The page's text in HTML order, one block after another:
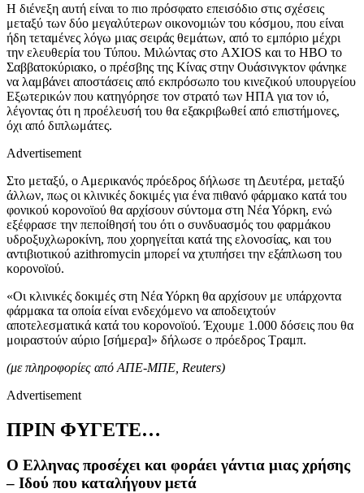
Η διένεξη αυτή είναι το πιο πρόσφατο επεισόδιο στις σχέσεις
μεταξύ των δύο μεγαλύτερων οικονομιών του κόσμου, που είναι
ήδη τεταμένες λόγω μιας σειράς θεμάτων, από το εμπόριο μέχρι
την ελευθερία του Τύπου. Μιλώντας στο AXIOS και τo HBO το
Σαββατοκύριακο, ο πρέσβης της Κίνας στην Ουάσινγκτον φάνηκε
να λαμβάνει αποστάσεις από εκπρόσωπο του κινεζικού υπουργείου
Εξωτερικών που κατηγόρησε τον στρατό των ΗΠΑ για τον ιό,
λέγοντας ότι η προέλευσή του θα εξακριβωθεί από επιστήμονες,
όχι από διπλωμάτες.
Advertisement
Στο μεταξύ, ο Αμερικανός πρόεδρος δήλωσε τη Δευτέρα, μεταξύ
άλλων, πως οι κλινικές δοκιμές για ένα πιθανό φάρμακο κατά του
φονικού κορονοϊού θα αρχίσουν σύντομα στη Νέα Υόρκη, ενώ
εξέφρασε την πεποίθησή του ότι o συνδυασμός του φαρμάκου
υδροξυχλωροκίνη, που χορηγείται κατά της ελονοσίας, και του
αντιβιοτικού azithromycin μπορεί να χτυπήσει την εξάπλωση του
κορονοϊού.
«Οι κλινικές δοκιμές στη Νέα Υόρκη θα αρχίσουν με υπάρχοντα
φάρμακα τα οποία είναι ενδεχόμενο να αποδειχτούν
αποτελεσματικά κατά του κορονοϊού. Έχουμε 1.000 δόσεις που θα
μοιραστούν αύριο [σήμερα]» δήλωσε ο πρόεδρος Τραμπ.
(με πληροφορίες από ΑΠΕ-ΜΠΕ, Reuters)
Advertisement
ΠΡΙΝ ΦΥΓΕΤΕ…
Ο Ελληνας προσέχει και φοράει γάντια μιας χρήσης
– Ιδού που καταλήγουν μετά